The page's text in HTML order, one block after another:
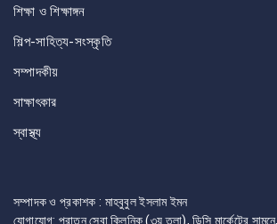
শিক্ষা ও শিক্ষাঙ্গন
শিল্প-সাহিত্য-সংস্কৃতি
সম্পাদকীয়
সাক্ষাৎকার
স্বাস্থ্য
সম্পাদক ও প্রকাশক : মাহবুবুল ইসলাম ইমন
যোগাযোগ: পুরাতন সেবা ক্লিনিক (৩য় তলা), ডিসি মার্কেটের